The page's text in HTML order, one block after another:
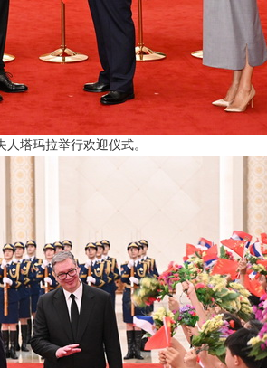
塔玛拉举行欢迎仪式。